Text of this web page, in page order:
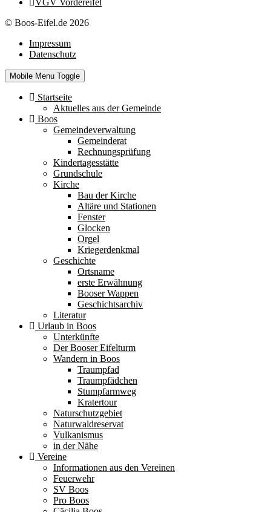
VGV Vordereifel
© Boos-Eifel.de 2026
Impressum
Datenschutz
Mobile Menu Toggle
Startseite
Aktuelles aus der Gemeinde
Boos
Gemeindeverwaltung
Gemeinderat
Rechnungsprüfung
Kindertagesstätte
Grundschule
Kirche
Bau der Kirche
Altäre und Stationen
Fenster
Glocken
Orgel
Kriegerdenkmal
Geschichte
Ortsname
erste Erwähnung
Booser Wappen
Geschichtsarchiv
Literatur
Urlaub in Boos
Unterkünfte
Der Booser Eifelturm
Wandern in Boos
Traumpfad
Traumpfädchen
Stumpfarmweg
Kratertour
Naturschutzgebiet
Naturwaldreservat
Vulkanismus
in der Nähe
Vereine
Informationen aus den Vereinen
Feuerwehr
SV Boos
Pro Boos